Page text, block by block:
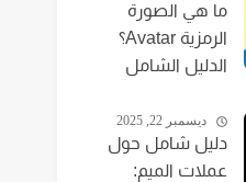
ما هي الصورة
الرمزية Avatar؟
الدليل الشامل
ديسمبر 22, 2025
دليل شامل حول
عملات الميم: